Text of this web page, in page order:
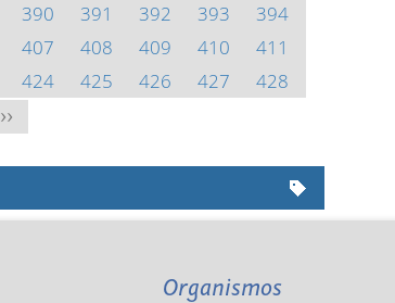
390 391 392 393
394
407 408 409 410
411
424 425 426 427
428
>>
Organismos